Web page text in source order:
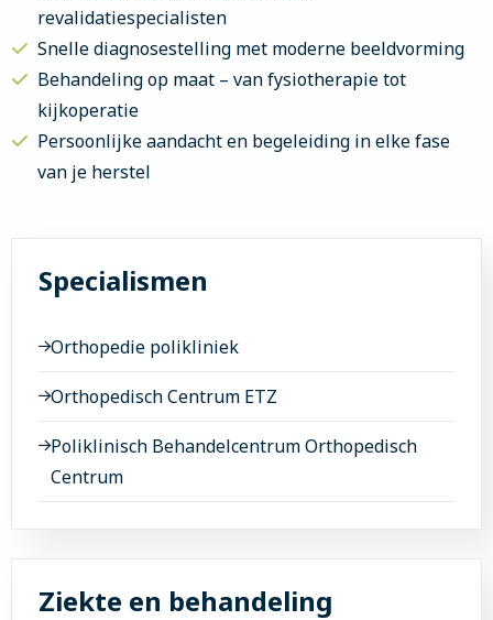
revalidatiespecialisten
Snelle diagnosestelling met moderne beeldvorming
Behandeling op maat – van fysiotherapie tot
kijkoperatie
Persoonlijke aandacht en begeleiding in elke fase
van je herstel
Specialismen
Orthopedie polikliniek
Orthopedisch Centrum ETZ
Poliklinisch Behandelcentrum Orthopedisch
Centrum
Ziekte en behandeling